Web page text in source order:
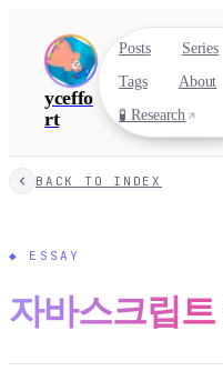
yceffo
rt
Posts
Series
Tags
About
🧪 Research
BACK TO INDEX
◆ ESSAY
자바스크립트